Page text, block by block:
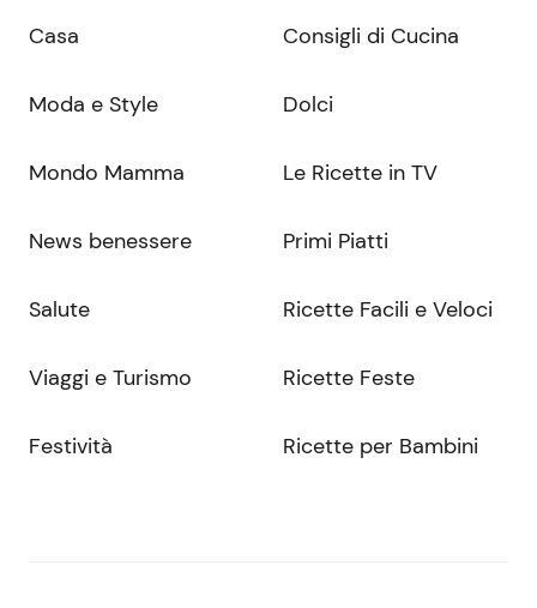
Casa
Moda e Style
Mondo Mamma
News benessere
Salute
Viaggi e Turismo
Festività
Consigli di Cucina
Dolci
Le Ricette in TV
Primi Piatti
Ricette Facili e Veloci
Ricette Feste
Ricette per Bambini